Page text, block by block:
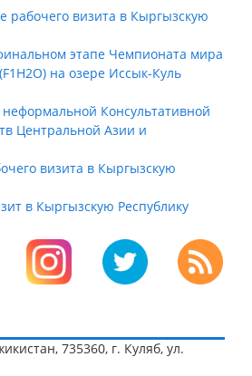
рабочего визита в Кыргызскую
этапе Чемпионата мира
на озере Иссык-Куль
Консультативной
Центральной Азии и
визита в Кыргызскую
в Кыргызскую Республику
735360, г. Куляб, ул.